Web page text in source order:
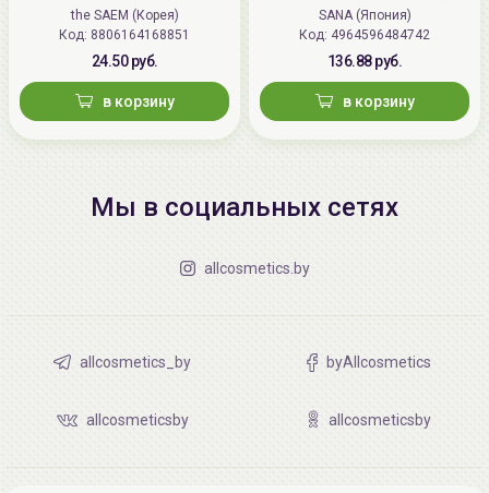
the SAEM (Корея)
Код: 8806164168851
24.50 руб.
в корзину
SANA PORE PUTTY BB Mineral
Powder
SANA (Япония)
Код: 4964596484742
136.88 руб.
в корзину
Мы в социальных сетях
allcosmetics.by
allcosmetics_by byAllcosmetics
allcosmeticsby allcosmeticsby